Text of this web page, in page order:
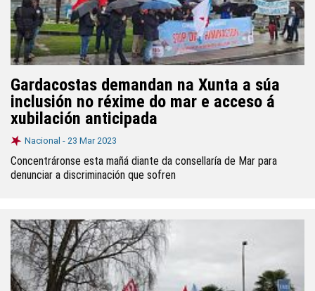
Gardacostas demandan na Xunta a súa
inclusión no réxime do mar e acceso á
xubilación anticipada
Nacional - 23 Mar 2023
Concentráronse esta mañá diante da consellaría de Mar para
denunciar a discriminación que sofren